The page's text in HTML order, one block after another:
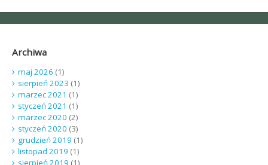
Archiwa
maj 2026 (1)
sierpień 2023 (1)
marzec 2021 (1)
styczeń 2021 (1)
marzec 2020 (2)
styczeń 2020 (3)
grudzień 2019 (1)
listopad 2019 (1)
sierpień 2019 (1)